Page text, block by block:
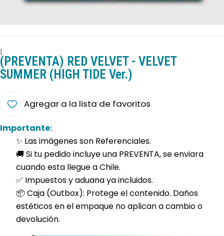
|
(PREVENTA) RED VELVET - VELVET
SUMMER (HIGH TIDE Ver.)
Agregar a la lista de favoritos
Importante:
✨ Las imágenes son Referenciales.
🚚 Si tu pedido incluye una PREVENTA, se enviara
cuando esta llegue a Chile.
✅ Impuestos y aduana ya incluidos.
📦 Caja (Outbox): Protege el contenido. Daños
estéticos en el empaque no aplican a cambio o
devolución.